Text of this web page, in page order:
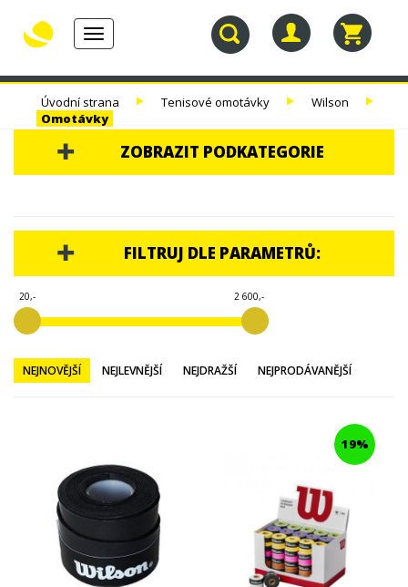
Toggle
navigation
30.
NAROZENINY
TENISOVÉ
TENISOVÉ
TENISOVÉ
Úvodní strana Tenisové omotávky
Wilson
Omotávky
ZOBRAZIT PODKATEGORIE
TENISOVÉ RAKETY
TENISOVÁ OBUV
TENISOVÉ OMOTÁVKY
MSV
HEAD
WILSON
ZÁKLADNÍ KŮŽE
FILTRUJ DLE PARAMETRŮ:
20,- 2 600,-
NEJNOVĚJŠÍ NEJLEVNĚJŠÍ NEJDRAŽŠÍ NEJPRODÁVANĚJŠÍ
19%